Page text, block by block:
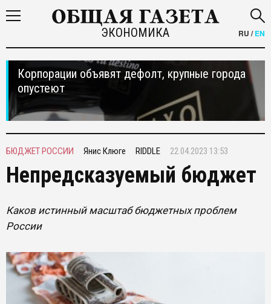
ЭКОНОМИКА RU /EN
Корпорации объявят дефолт, крупные города
опустеют
БЮДЖЕТ РОССИИ Янис Клюге RIDDLE 22.04.2023 13:53
Непредсказуемый бюджет
Каков истинный масштаб бюджетных проблем
России